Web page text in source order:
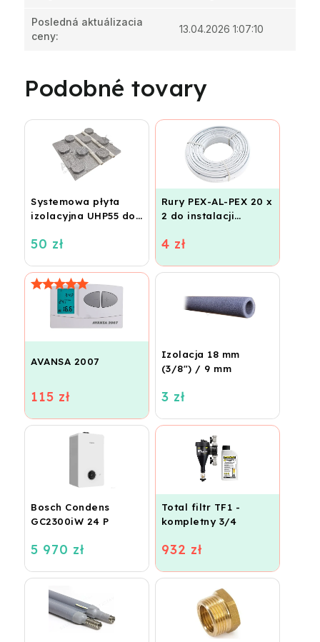
Posledná aktuálizacia
ceny:
13.04.2026 1:07:10
Podobné tovary
Systemowa płyta
izolacyjna UHP55 do
podłogowego
BASIC)
50 zł
Rury PEX-AL-PEX 20 x
2 do instalacji
ogrzewania
wodnego
4 zł
AVANSA 2007
115 zł
Izolacja 18 mm
(3/8") / 9 mm
3 zł
Bosch Condens
GC2300iW 24 P
5 970 zł
Total filtr TF1 -
kompletny 3/4
932 zł